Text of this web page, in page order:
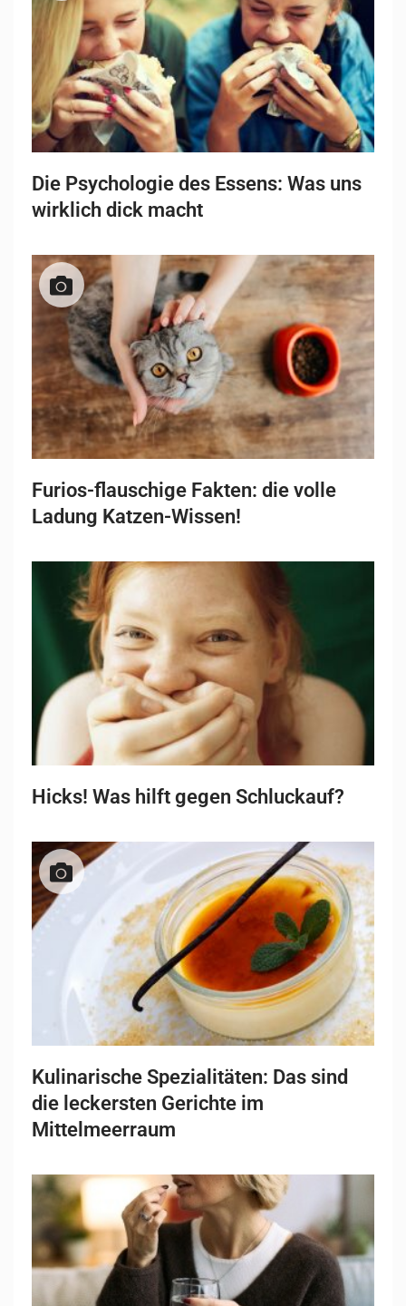
Die Psychologie des Essens: Was uns
wirklich dick macht
Furios-flauschige Fakten: die volle
Ladung Katzen-Wissen!
Hicks! Was hilft gegen Schluckauf?
Kulinarische Spezialitäten: Das sind
die leckersten Gerichte im
Mittelmeerraum